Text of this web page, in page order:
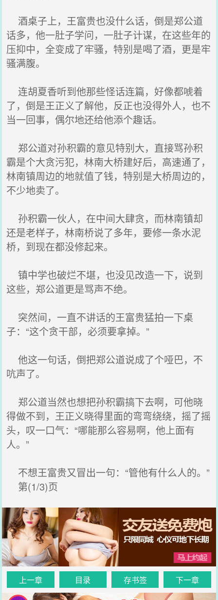
酒桌子上，王富贵也没什么话，倒是郑公道
话多，他一肚子学问，一肚子计谋，在这些年的
压抑中，全变成了牢骚，特别是喝了酒，更是牢
骚满腹。
连胡夏香听到他那些怪话连篇，好像都唬着
了，倒是王正义了解他，反正也没得外人，也不
当一回事，偶尔地还给他添个趣话。
郑公道对孙积霸的意见特别大，直接骂孙积
霸是个大贪污犯，林南大桥建好后，高速通了，
林南镇周边的地就值了钱，特别是大桥周边的，
不少地卖了。
孙积霸一伙人，在中间大肆贪，而林南镇却
还是老样子，林南桥说了多年，要修一条水泥
桥，到现在都没修起来。
镇中学也破烂不堪，也没见改造一下，说到
这些，郑公道更是骂声不绝。
突然间，一直不讲话的王富贵猛拍一下桌
子：“这个贪干部，必须要拿掉。”
他这一句话，倒把郑公道说成了个哑巴，不
吭声了。
郑公道当然也想把孙积霸搞下去啊，可他晓
得做不到，王正义晓得里面的弯弯绕绕，摇了摇
头，叹一口气：“哪能那么容易啊，他上面有
人。”
不想王富贵又冒出一句：“管他有什么人的。”
第(1/3)页
上一章 目录 存书签 下一章